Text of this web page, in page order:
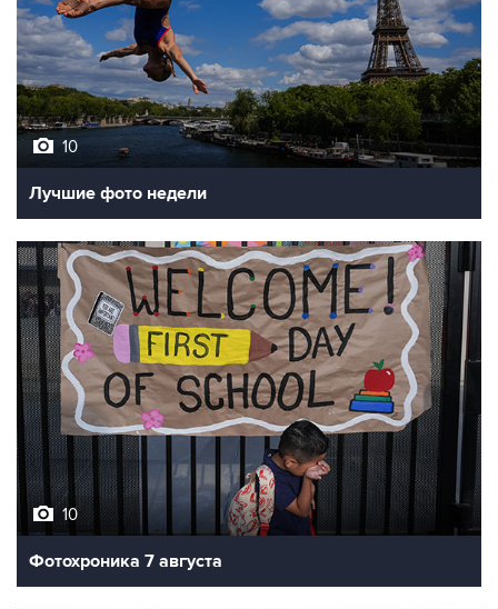
10
Лучшие фото недели
10
Фотохроника 7 августа